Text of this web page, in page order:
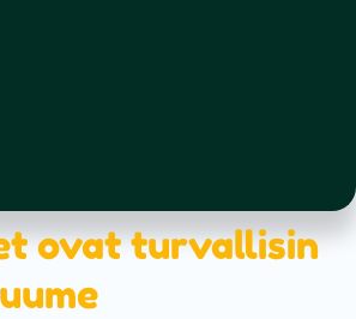
ovat turvallisin